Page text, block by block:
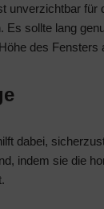
unverzichtbar für
Es sollte lang
des Fensters
dabei,
indem sie die